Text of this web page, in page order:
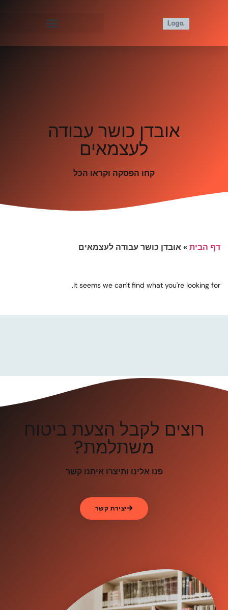
אובדן כושר עבודה
לעצמאים
קחו הפסקה וקראו הכל
דף הבית»אובדן כושר עבודה לעצמאים
It seems we can't find what you're looking for.
רוצים לקבל הצעת ביטוח
משתלמת?
פנו אלינו ותיצרו איתנו קשר
יצירת קשר